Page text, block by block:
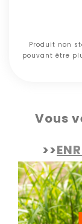
Produit non
pouvant être
Vous
>>